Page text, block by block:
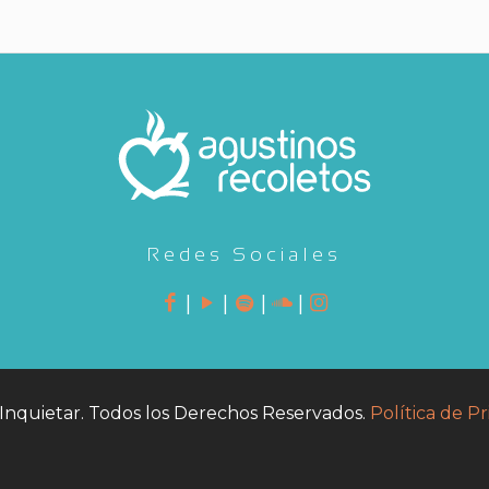
Redes Sociales
| | | |
Todos los Derechos Reservados. Política de